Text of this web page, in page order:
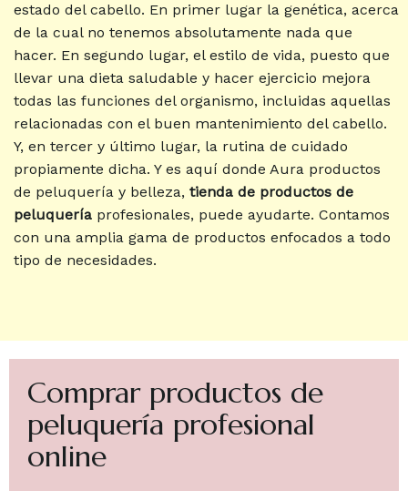
estado del cabello. En primer lugar la genética, acerca
de la cual no tenemos absolutamente nada que
hacer. En segundo lugar, el estilo de vida, puesto que
llevar una dieta saludable y hacer ejercicio mejora
todas las funciones del organismo, incluidas aquellas
relacionadas con el buen mantenimiento del cabello.
Y, en tercer y último lugar, la rutina de cuidado
propiamente dicha. Y es aquí donde Aura productos
de peluquería y belleza, tienda de productos de
peluquería profesionales, puede ayudarte. Contamos
con una amplia gama de productos enfocados a todo
tipo de necesidades.
Comprar productos de
peluquería profesional
online